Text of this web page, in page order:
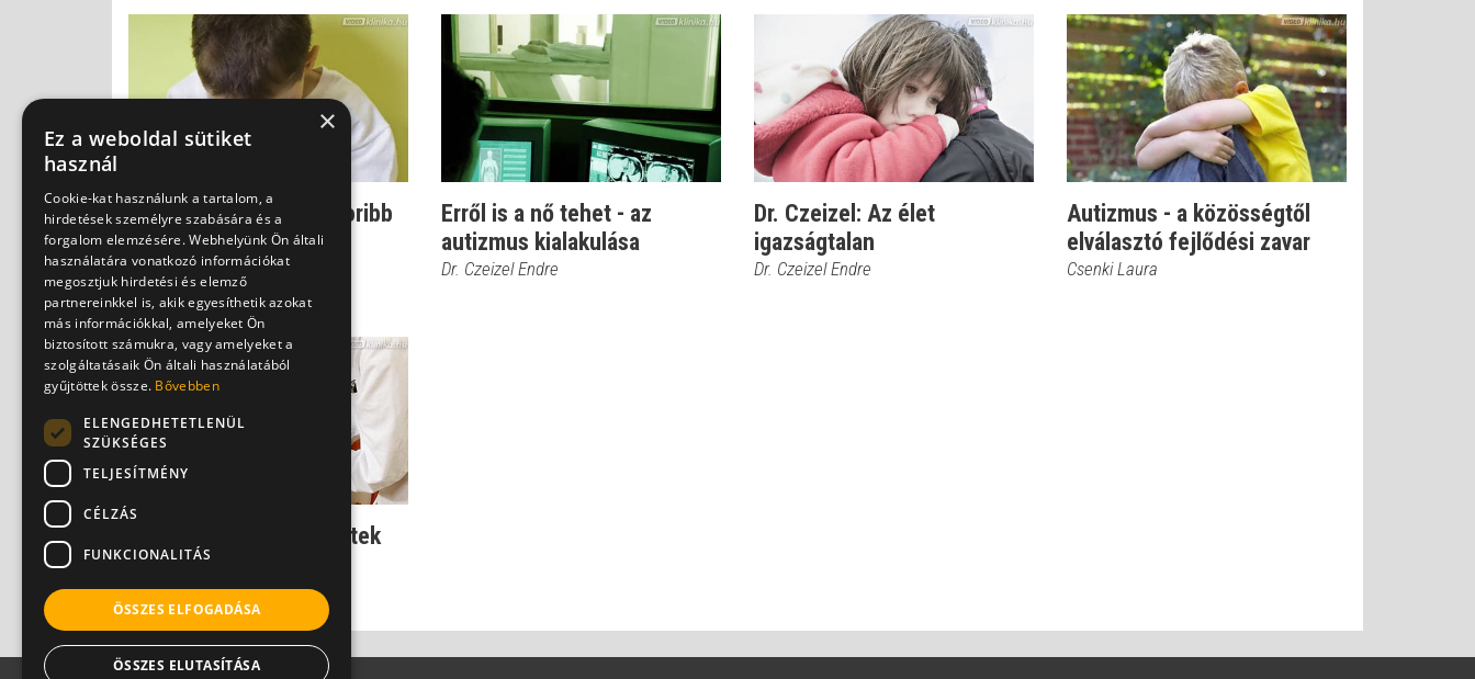
Dr. Czeizel: Ezért gyakoribb
az autizmus
fiúgyermekeknél
Dr. Czeizel Endre
Erről is a nő tehet - az
autizmus kialakulása
Dr. Czeizel Endre
Dr. Czeizel: Az élet
igazságtalan
Dr. Czeizel Endre
Autizmus - a közösségtől
elválasztó fejlődési zavar
Csenki Laura
Autizmus: ha az agysejtek
rossz helyen gyűlnek
Dr. Czeizel Endre
×
Ez a weboldal sütiket
használ
Cookie-kat használunk a tartalom, a
hirdetések személyre szabására és a
forgalom elemzésére. Webhelyünk Ön általi
használatára vonatkozó információkat
megosztjuk hirdetési és elemző
partnereinkkel is, akik egyesíthetik azokat
más információkkal, amelyeket Ön
biztosított számukra, vagy amelyeket a
szolgáltatásaik Ön általi használatából
gyűjtöttek össze. Bővebben
ELENGEDHETETLENÜL
SZÜKSÉGES
TELJESÍTMÉNY
CÉLZÁS
FUNKCIONALITÁS
ÖSSZES ELFOGADÁSA
ÖSSZES ELUTASÍTÁSA